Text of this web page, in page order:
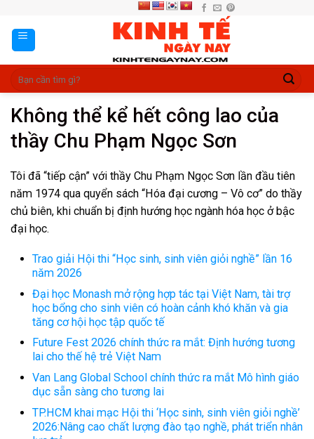
content
Không thể kể hết công lao của
thầy Chu Phạm Ngọc Sơn
Tôi đã “tiếp cận” với thầy Chu Phạm Ngọc Sơn lần đầu tiên
năm 1974 qua quyển sách “Hóa đại cương – Vô cơ” do thầy
chủ biên, khi chuẩn bị định hướng học ngành hóa học ở bậc
đại học.
Trao giải Hội thi “Học sinh, sinh viên giỏi nghề” lần 16
năm 2026
Đại học Monash mở rộng hợp tác tại Việt Nam, tài trợ
học bổng cho sinh viên có hoàn cảnh khó khăn và gia
tăng cơ hội học tập quốc tế
Future Fest 2026 chính thức ra mắt: Định hướng tương
lai cho thế hệ trẻ Việt Nam
Van Lang Global School chính thức ra mắt Mô hình giáo
dục sẵn sàng cho tương lai
TP.HCM khai mạc Hội thi ‘Học sinh, sinh viên giỏi nghề’
2026:Nâng cao chất lượng đào tạo nghề, phát triển nhân